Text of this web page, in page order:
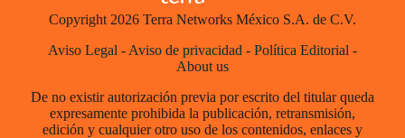
Copyright 2026 Terra Networks México S.A. de C.V.
Aviso Legal - Aviso de privacidad - Política Editorial -
About us
De no existir autorización previa por escrito del titular queda
expresamente prohibida la publicación, retransmisión,
edición y cualquier otro uso de los contenidos, enlaces y